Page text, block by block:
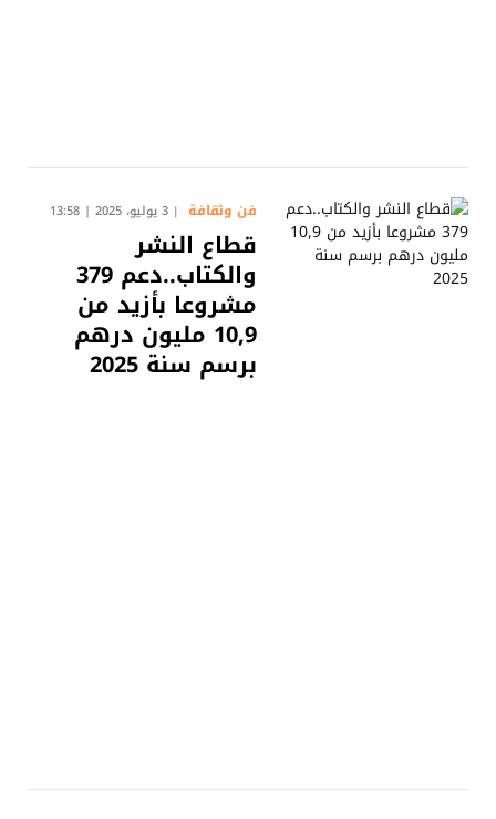
فن وثقافة 3 يوليو، 2025 | 13:58
قطاع النشر
والكتاب..دعم 379
مشروعا بأزيد من
10,9 مليون درهم
برسم سنة 2025